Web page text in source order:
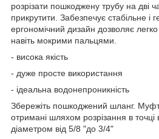
розрізати пошкоджену трубу на дві
прикрутити. Забезпечує стабільне і
ергономічний дизайн дозволяє легко
навіть мокрими пальцями.
- висока якість
- дуже просте використання
- ідеальна водонепроникність
Збережіть пошкоджений шланг.
отримані шляхом розрізання в
діаметром від 5/8 "до 3/4"